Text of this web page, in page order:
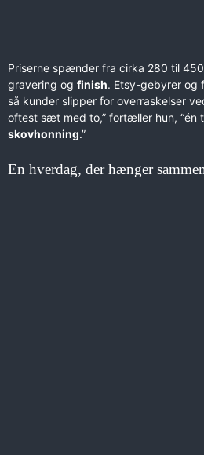
Priserne spænder fra cirka 280 til 450
gravering og finish. Etsy-gebyrer og
så kunder slipper for overraskelser
oftest sæt med to,” fortæller hun, “én
skovhonning.”
En hverdag, der hænger